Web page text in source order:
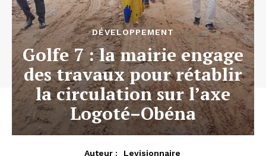
DÉVELOPPEMENT
Golfe 7 : la mairie engage
des travaux pour rétablir
la circulation sur l’axe
Logoté–Obéna
Auteur :
Levisionnaire